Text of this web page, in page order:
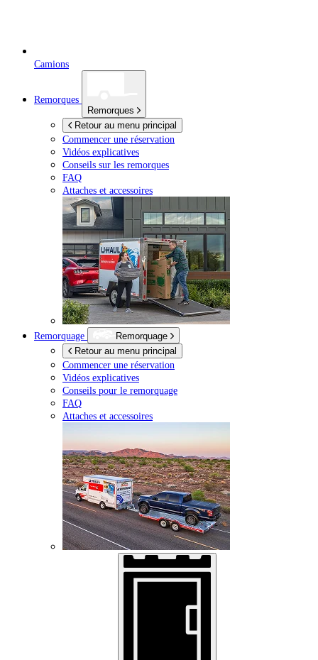
Camions
Remorques
Remorques
Retour au menu principal
Commencer une réservation
Vidéos explicatives
Conseils sur les remorques
FAQ
Attaches et accessoires
Remorquage
Remorquage
Retour au menu principal
Commencer une réservation
Vidéos explicatives
Conseils pour le remorquage
FAQ
Attaches et accessoires